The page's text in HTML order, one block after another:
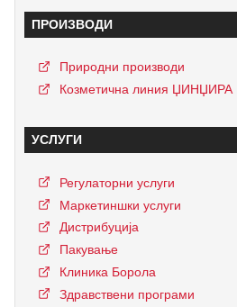
ПРОИЗВОДИ
Природни производи
Козметична линия ЏИНЏИРА
УСЛУГИ
Регулаторни услуги
Маркетиншки услуги
Дистрибуција
Пакување
Клиника Борола
Здравствени програми